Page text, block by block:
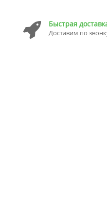
Быстрая
Доставим по